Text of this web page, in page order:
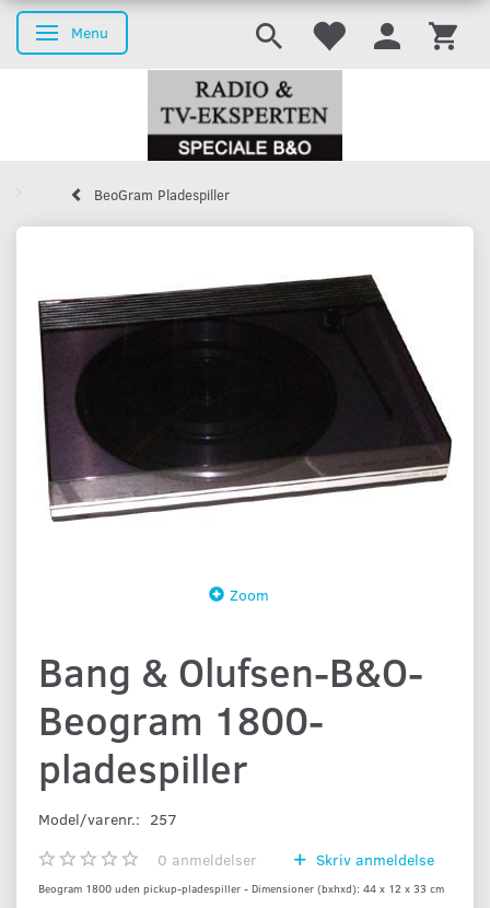
Skifte navigation
Menu
BeoGram Pladespiller
Zoom
Bang & Olufsen-B&O-
Beogram 1800-
pladespiller
Model/varenr.: 257
0 anmeldelser Skriv anmeldelse
Beogram 1800 uden pickup-pladespiller - Dimensioner (bxhxd): 44 x 12 x 33 cm